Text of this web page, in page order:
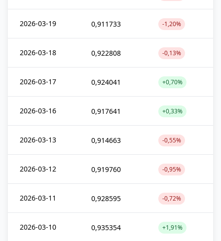
2026-03-19 0,911733 -1,20%
2026-03-18 0,922808 -0,13%
2026-03-17 0,924041 +0,70%
2026-03-16 0,917641 +0,33%
2026-03-13 0,914663 -0,55%
2026-03-12 0,919760 -0,95%
2026-03-11 0,928595 -0,72%
2026-03-10 0,935354 +1,91%